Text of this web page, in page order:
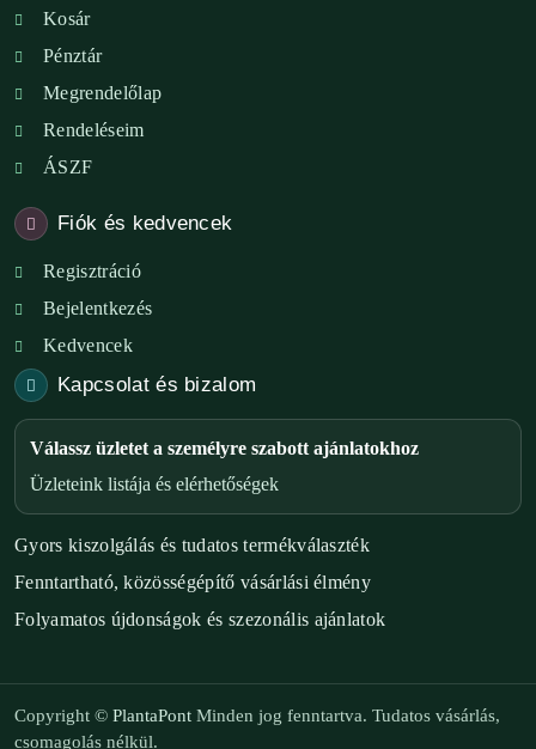
Kosár
Pénztár
Megrendelőlap
Rendeléseim
ÁSZF
Fiók és kedvencek
Regisztráció
Bejelentkezés
Kedvencek
Kapcsolat és bizalom
Válassz üzletet a személyre szabott ajánlatokhoz
Üzleteink listája és elérhetőségek
Gyors kiszolgálás és tudatos termékválaszték
Fenntartható, közösségépítő vásárlási élmény
Folyamatos újdonságok és szezonális ajánlatok
Copyright © PlantaPont Minden jog fenntartva. Tudatos vásárlás,
csomagolás nélkül.